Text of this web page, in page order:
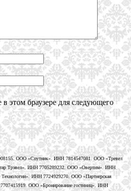
этом браузере для следующего
ООО «Спутник». ИНН 7814547081. ООО «Тревел
Трэвел». ИНН 7705289232. ООО «Овертим». ИНН
ИНН 7724929270. ООО «Партнерская
ООО «Бронирование гостиниц». ИНН